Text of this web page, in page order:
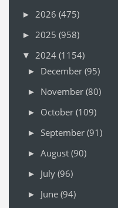
► 2026 (475)
► 2025 (958)
▼ 2024 (1154)
► December (95)
► November (80)
► October (109)
► September (91)
► August (90)
► July (96)
► June (94)